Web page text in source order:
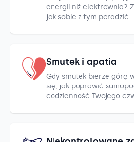
energii niż elektrownia?
jak sobie z tym poradzić.
Smutek i apatia
Gdy smutek bierze górę
się, jak poprawić
codzienność Twojego